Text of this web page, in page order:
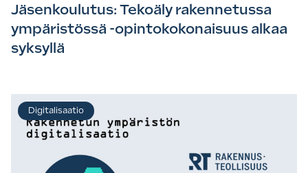
Jäsenkoulutus: Tekoäly rakennetussa
ympäristössä -opintokokonaisuus alkaa
syksyllä
Digitalisaatio